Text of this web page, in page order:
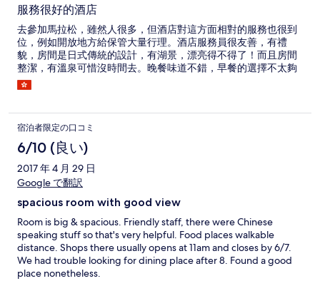
服務很好的酒店
去參加馬拉松，雖然人很多，但酒店對這方面相對的服務也很到
位，例如開放地方給保管大量行理。酒店服務員很友善，有禮
貌，房間是日式傳統的設計，有湖景，漂亮得不得了！而且房間
整潔，有溫泉可惜沒時間去。晚餐味道不錯，早餐的選擇不太夠
宿泊者限定の口コミ
6/10 (良い)
2017 年 4 月 29 日
Google で翻訳
spacious room with good view
Room is big & spacious. Friendly staff, there were Chinese
speaking stuff so that's very helpful. Food places walkable
distance. Shops there usually opens at 11am and closes by 6/7.
We had trouble looking for dining place after 8. Found a good
place nonetheless.